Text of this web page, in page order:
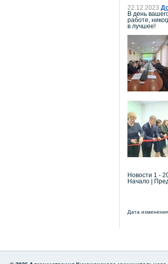
22.12.2023
В день
работе,
в лучшее!
Новости 1 -
Начало |
Дата